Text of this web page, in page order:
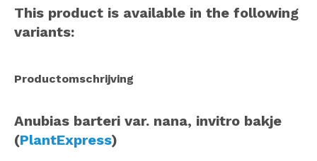
This product is available in the following
variants:
Productomschrijving
Anubias barteri var. nana, invitro bakje
(PlantExpress)